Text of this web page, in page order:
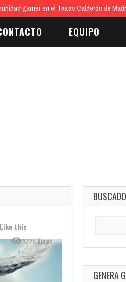
gamer en el Teatro Calderón de
EQUIPO
Like this
1328 Views
GENERA